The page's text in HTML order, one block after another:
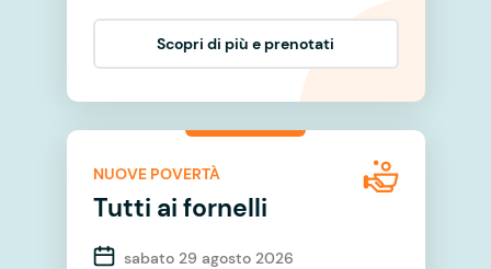
Scopri di più e prenotati
NUOVE POVERTÀ
Tutti ai fornelli
sabato 29 agosto 2026